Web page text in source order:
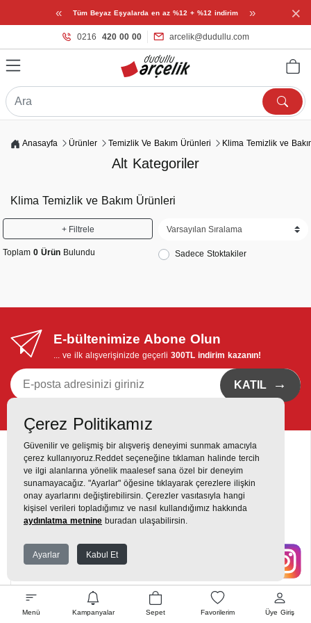
« Tüm Beyaz Eşyalarda en az %12 + %12 indirim » ×
0216 420 00 00 arcelik@dudullu.com
Menü Kampanyalar Sepet Favorilerim Üye Giriş
Anasayfa Ürünler Temizlik Ve Bakım Ürünleri Klima Temizlik ve
Alt Kategoriler
Klima Temizlik ve Bakım Ürünleri
+ Filtrele
Toplam 0 Ürün Bulundu Sadece Stoktakiler
E-bültenimize Abone Olun
... ve ilk alışverişinizde geçerli 300TL indirim kazanın!
KATIL →
Destek Hattı
0216 420 00 00
Yukarı Dudullu, Alemdağ Cd No: 806, 34760 Dudullu, Ümraniye,
İstanbul
Çerez Politikamız
Güvenilir ve gelişmiş bir alışveriş deneyimi sunmak amacıyla
çerez kullanıyoruz.Reddet seçeneğine tıklaman halinde tercih
ve ilgi alanlarına yönelik maalesef sana özel bir deneyim
sunamayacağız. "Ayarlar" öğesine tıklayarak çerezlere ilişkin
onay ayarlarını değiştirebilirsin. Çerezler vasıtasıyla hangi
kişisel verileri topladığımız ve nasıl kullandığımız hakkında
aydınlatma metnine buradan ulaşabilirsin.
Ayarlar Kabul Et